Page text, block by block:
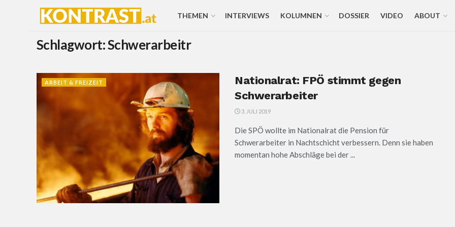
THEMEN INTERVIEWS KOLUMNEN DOSSIER VIDEO ABOUT
Schlagwort:Schwerarbeitr
ARBEIT & FREIZEIT
Nationalrat: FPÖ stimmt gegen
Schwerarbeiter
3. JULI 2019
Die SPÖ wollte im Nationalrat die Pension für
Schwerarbeiter in Nachtschicht verbessern. Denn sie haben
momentan hohe Abschläge bei der ...